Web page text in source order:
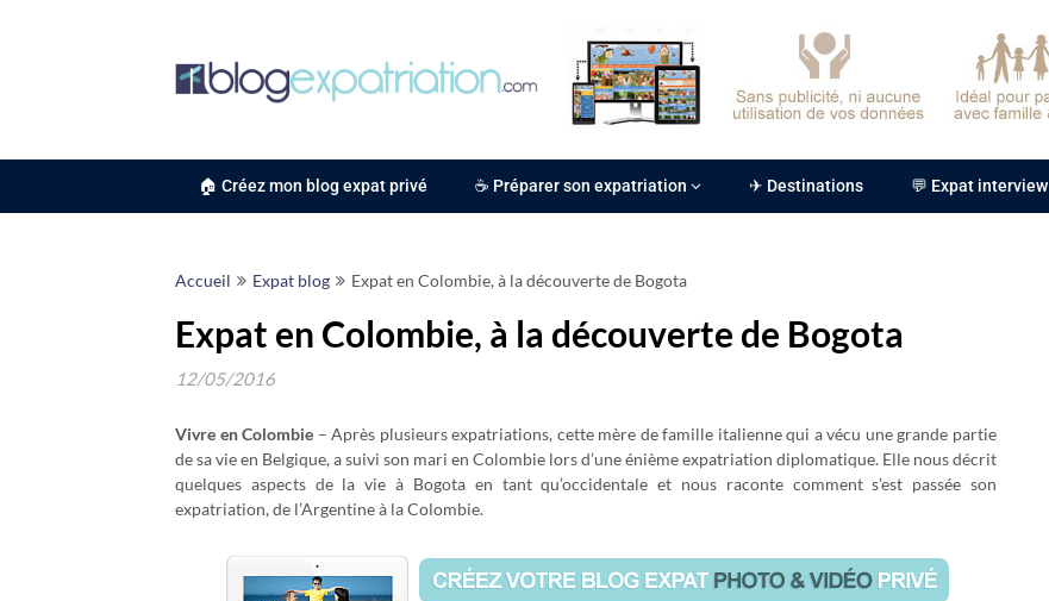
🏠 Créez mon blog expat privé ☕ Préparer son expatriation ✈ Destinations 💬 Expat interview
Accueil Expat blog Expat en Colombie, à la découverte de Bogota
Expat en Colombie, à la découverte de Bogota
12/05/2016
Vivre en Colombie – Après plusieurs expatriations, cette mère de famille italienne qui a vécu une grande partie
de sa vie en Belgique, a suivi son mari en Colombie lors d’une énième expatriation diplomatique. Elle nous décrit
quelques aspects de la vie à Bogota en tant qu’occidentale et nous raconte comment s’est passée son
expatriation, de l’Argentine à la Colombie.